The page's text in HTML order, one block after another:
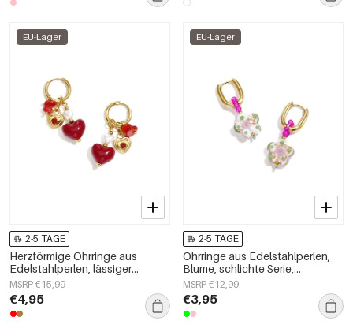
EU-Lager
2-5 TAGE
Herzförmige Ohrringe aus
Edelstahlperlen, lässiger
Alltagsschmuck für Damen
MSRP €15,99
€4,95
EU-Lager
2-5 TAGE
Ohrringe aus Edelstahlperlen,
Blume, schlichte Serie,
Damenschmuck
MSRP €12,99
€3,95